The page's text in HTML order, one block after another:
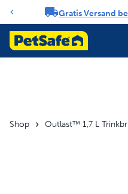
Benachrichtigungs-Karussell
Gratis Versand
Shop Outlast™ 1,7 L